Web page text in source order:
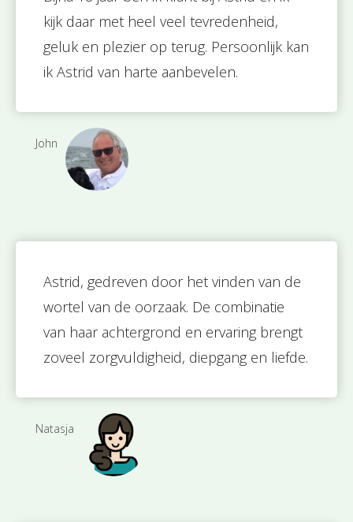
kijk daar met heel veel tevredenheid,
geluk en plezier op terug. Persoonlijk kan
ik Astrid van harte aanbevelen.
John
Astrid, gedreven door het vinden van de
wortel van de oorzaak. De combinatie
van haar achtergrond en ervaring brengt
zoveel zorgvuldigheid, diepgang en liefde.
Natasja